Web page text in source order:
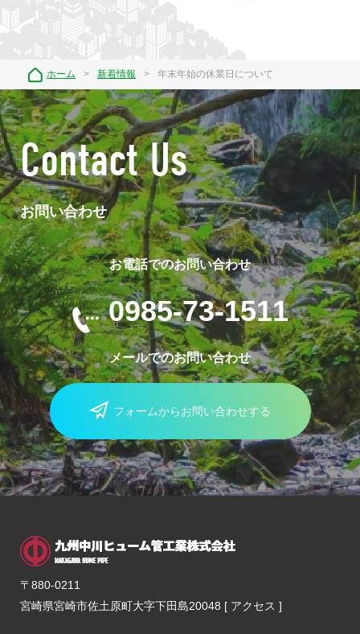
ホーム 新着情報 年末年始の休業日について
Contact Us
お問い合わせ
お電話でのお問い合わせ
0985-73-1511
メールでのお問い合わせ
フォームからお問い合わせする
〒880-0211
宮崎県宮崎市佐土原町大字下田島20048 [ アクセス ]